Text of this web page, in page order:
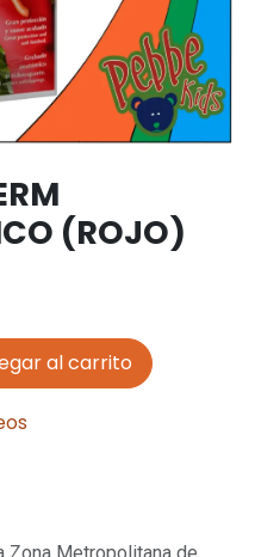
(ROJO)
al carrito
Zona Metropolitana de